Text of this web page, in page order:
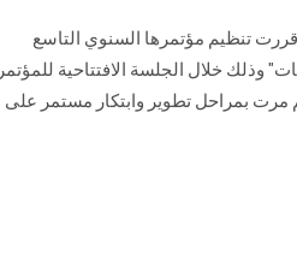
تنظيم مؤتمرها السنوي التاسع
وذلك خلال الجلسة الافتتاحية للمؤتمر
مرت بمراحل تطوير وابتكار مستمر على